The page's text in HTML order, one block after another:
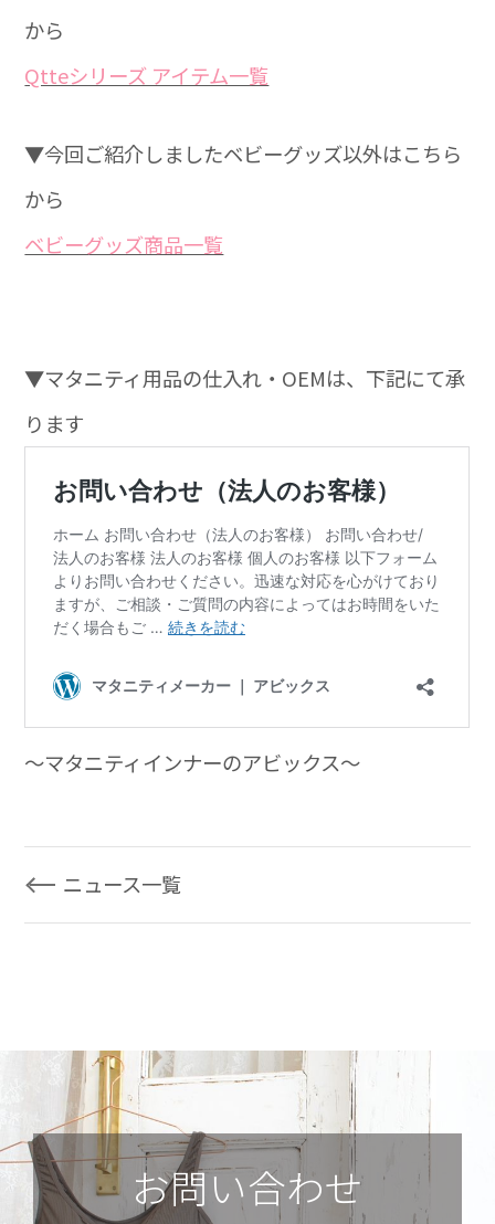
から
Qtteシリーズ アイテム一覧
▼今回ご紹介しましたベビーグッズ以外はこちら
から
ベビーグッズ商品一覧
▼マタニティ用品の仕入れ・OEMは、下記にて承
ります
～マタニティインナーのアビックス～
ニュース一覧
お問い合わせ